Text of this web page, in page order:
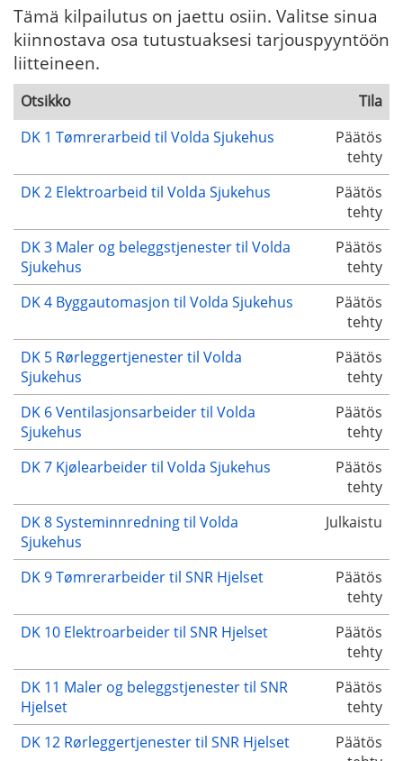
Tämä kilpailutus on jaettu osiin. Valitse sinua
kiinnostava osa tutustuaksesi tarjouspyyntöön
liitteineen.
Otsikko
Tila
DK 1 Tømrerarbeid til Volda Sjukehus
Päätös
tehty
DK 2 Elektroarbeid til Volda Sjukehus
Päätös
tehty
DK 3 Maler og beleggstjenester til Volda
Sjukehus
Päätös
tehty
DK 4 Byggautomasjon til Volda Sjukehus
Päätös
tehty
DK 5 Rørleggertjenester til Volda
Sjukehus
Päätös
tehty
DK 6 Ventilasjonsarbeider til Volda
Sjukehus
Päätös
tehty
DK 7 Kjølearbeider til Volda Sjukehus
Päätös
tehty
DK 8 Systeminnredning til Volda
Sjukehus
Julkaistu
DK 9 Tømrerarbeider til SNR Hjelset
Päätös
tehty
DK 10 Elektroarbeider til SNR Hjelset
Päätös
tehty
DK 11 Maler og beleggstjenester til SNR
Hjelset
Päätös
tehty
DK 12 Rørleggertjenester til SNR Hjelset
Päätös